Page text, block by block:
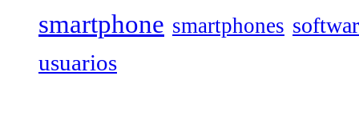
smartphone smartphones
usuarios